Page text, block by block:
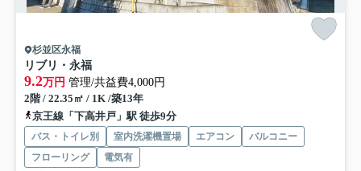
杉並区永福
リブリ・永福
9.2万円 管理/共益費4,000円
2階 / 22.35㎡ / 1K /築13年
京王線「下高井戸」駅 徒歩9分
バス・トイレ別 室内洗濯機置場 エアコン
バルコニー
フローリング
電気有